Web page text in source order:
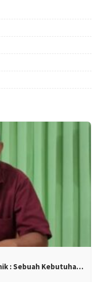
: Sebuah Kebutuha…